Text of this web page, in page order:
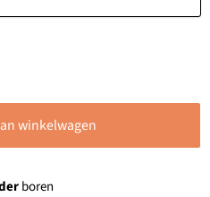
winkelwagen
boren